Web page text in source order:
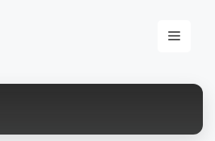
Menu